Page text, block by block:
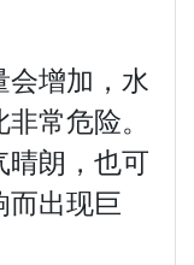
会增加，水
常危险。
晴朗，也可
而出现巨